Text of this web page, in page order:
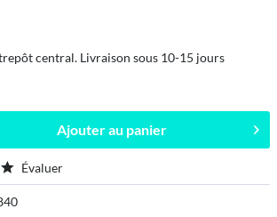
central. Livraison sous 10-15 jours
Ajouter au panier
Évaluer